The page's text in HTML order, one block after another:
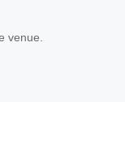
venue.